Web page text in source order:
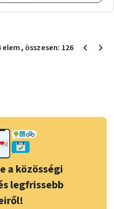
elem, összesen: 126
a közösségi
legfrissebb